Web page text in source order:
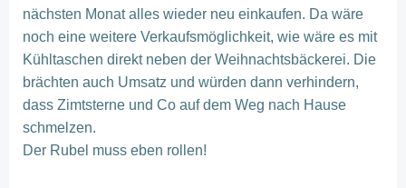
nächsten Monat alles wieder neu einkaufen. Da wäre
noch eine weitere Verkaufsmöglichkeit, wie wäre es mit
Kühltaschen direkt neben der Weihnachtsbäckerei. Die
brächten auch Umsatz und würden dann verhindern,
dass Zimtsterne und Co auf dem Weg nach Hause
schmelzen.
Der Rubel muss eben rollen!